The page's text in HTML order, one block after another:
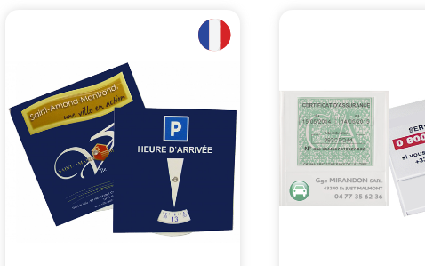
bagagerie fabriquée en France
votre entreprise
en France représente un des produits de luxe à offrir à ses
un moment important. Comme le cuir est une matière
qui permet une
maroquinerie personnalisable
qui vous